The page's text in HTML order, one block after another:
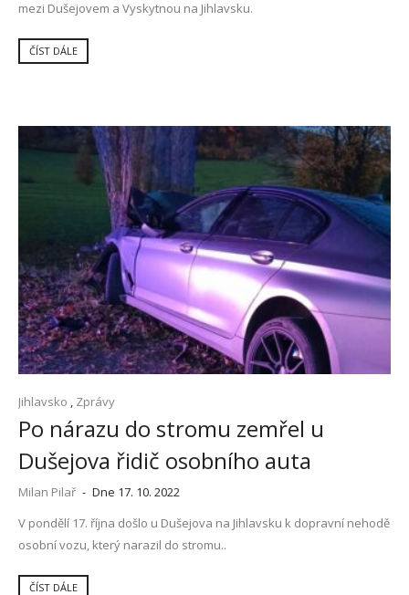
mezi Dušejovem a Vyskytnou na Jihlavsku.
ČÍST DÁLE
Jihlavsko Zprávy
Po nárazu do stromu zemřel u
Dušejova řidič osobního auta
Milan Pilař - Dne 17. 10. 2022
V pondělí 17. října došlo u Dušejova na Jihlavsku k dopravní nehodě
osobní vozu, který narazil do stromu..
ČÍST DÁLE